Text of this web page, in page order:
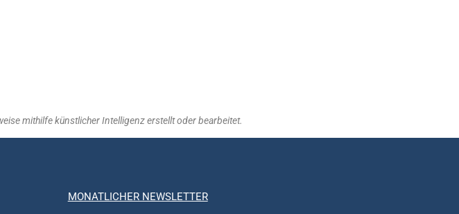
mithilfe künstlicher Intelligenz erstellt oder bearbeitet.
MONATLICHER NEWSLETTER